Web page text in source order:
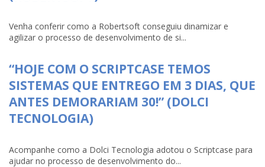
Venha conferir como a Robertsoft conseguiu dinamizar e
agilizar o processo de desenvolvimento de si...
“HOJE COM O SCRIPTCASE TEMOS
SISTEMAS QUE ENTREGO EM 3 DIAS, QUE
ANTES DEMORARIAM 30!” (DOLCI
TECNOLOGIA)
Acompanhe como a Dolci Tecnologia adotou o Scriptcase para
ajudar no processo de desenvolvimento do...